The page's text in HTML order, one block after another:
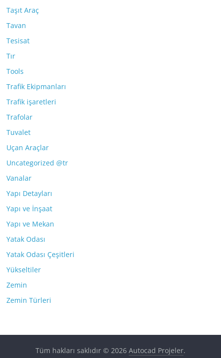
Taşıt Araç
Tavan
Tesisat
Tır
Tools
Trafik Ekipmanları
Trafik işaretleri
Trafolar
Tuvalet
Uçan Araçlar
Uncategorized @tr
Vanalar
Yapı Detayları
Yapı ve İnşaat
Yapı ve Mekan
Yatak Odası
Yatak Odası Çeşitleri
Yükseltiler
Zemin
Zemin Türleri
Tüm hakları saklıdır © 2026 Autocad Projeler.